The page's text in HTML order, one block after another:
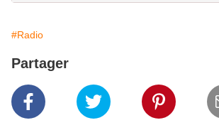
#Radio
Partager